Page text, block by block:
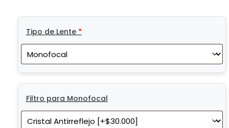
Tipo de Lente*
Filtro para Monofocal